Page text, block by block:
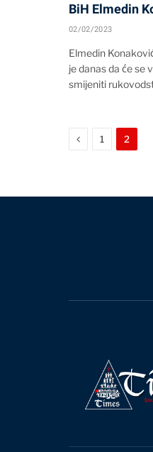
BiH Elmedin
02/02/2023
Elmedin
je danas da će se
smijeniti
Previous
1 2